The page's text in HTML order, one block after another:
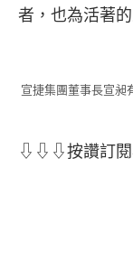
者，也為活著
宣捷集團董事長宣昶
⇩⇩⇩按讚訂